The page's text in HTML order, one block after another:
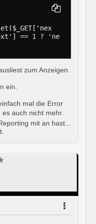
== 1 ? 'ne
zum Anzeigen.
ein.
mal die Error
es auch nicht mehr.
mit an hast...